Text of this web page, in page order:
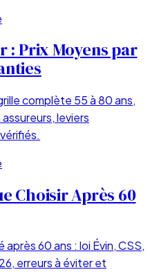
: Prix Moyens par
complète 55 à 80 ans,
leviers
Choisir Après 60
60 ans : loi Évin, CSS,
erreurs à éviter et